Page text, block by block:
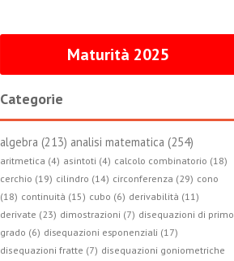
Maturità 2025
Categorie
algebra (213) analisi matematica (254)
aritmetica (4) asintoti (4) calcolo combinatorio (18)
cerchio (19) cilindro (14) circonferenza (29) cono
(18) continuità (15) cubo (6) derivabilità (11)
derivate (23) dimostrazioni (7) disequazioni di primo
grado (6) disequazioni esponenziali (17)
disequazioni fratte (7) disequazioni goniometriche